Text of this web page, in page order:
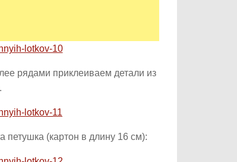
рядами приклеиваем детали из
петушка (картон в длину 16 см):